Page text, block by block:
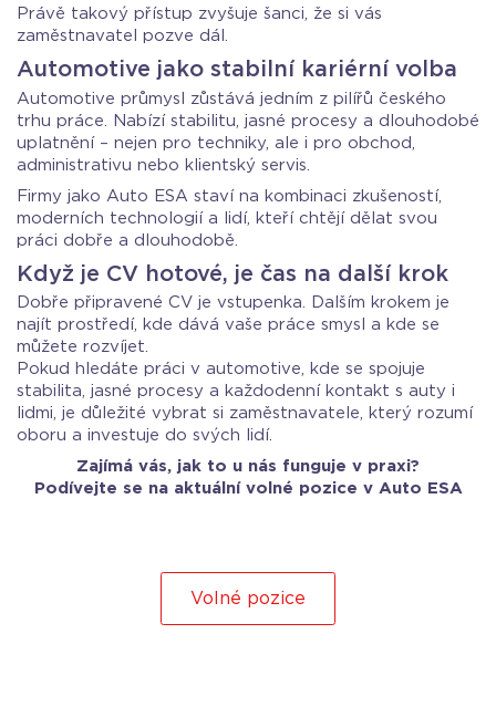
Právě takový přístup zvyšuje šanci, že si vás
zaměstnavatel pozve dál.
Automotive jako stabilní kariérní volba
Automotive průmysl zůstává jedním z pilířů českého
trhu práce. Nabízí stabilitu, jasné procesy a dlouhodobé
uplatnění – nejen pro techniky, ale i pro obchod,
administrativu nebo klientský servis.
Firmy jako Auto ESA staví na kombinaci zkušeností,
moderních technologií a lidí, kteří chtějí dělat svou
práci dobře a dlouhodobě.
Když je CV hotové, je čas na další krok
Dobře připravené CV je vstupenka. Dalším krokem je
najít prostředí, kde dává vaše práce smysl a kde se
můžete rozvíjet.
Pokud hledáte práci v automotive, kde se spojuje
stabilita, jasné procesy a každodenní kontakt s auty i
lidmi, je důležité vybrat si zaměstnavatele, který rozumí
oboru a investuje do svých lidí.
Zajímá vás, jak to u nás funguje v praxi?
Podívejte se na aktuální volné pozice v Auto ESA
Volné pozice